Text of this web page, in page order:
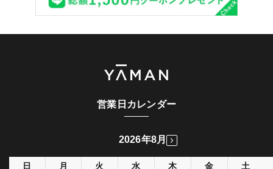
営業日カレンダー
2026年8月
日 月 火 水 木 金
土